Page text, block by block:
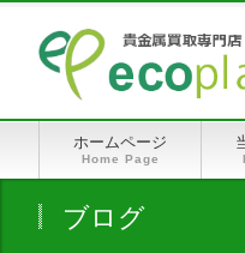
ホームページ
Home Page
ブログ